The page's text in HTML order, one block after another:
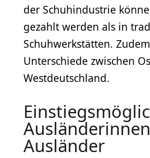
der Schuhindustrie
gezahlt werden als in
Schuhwerkstätten.
Unterschiede zwischen
Westdeutschland.
Ausländer